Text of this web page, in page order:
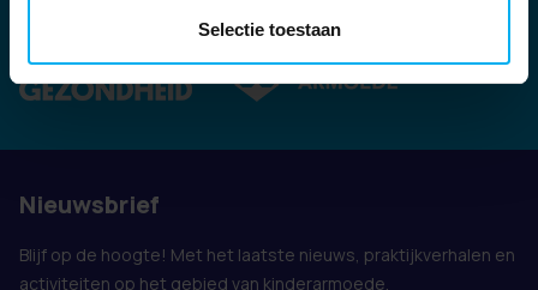
Selectie toestaan
Nieuwsbrief
Blijf op de hoogte! Met het laatste nieuws, praktijkverhalen en
activiteiten op het gebied van kinderarmoede.